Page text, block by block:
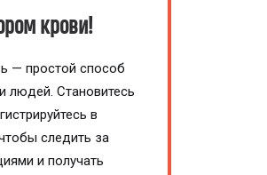
крови!
— простой способ
людей. Становитесь
в
следить за
и получать